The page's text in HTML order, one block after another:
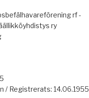
rf -
ry
/ Registrerats: 14.06.1955